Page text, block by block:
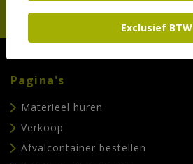
Pagina's
Materieel huren
Verkoop
Afvalcontainer bestellen
Exclusief BTW